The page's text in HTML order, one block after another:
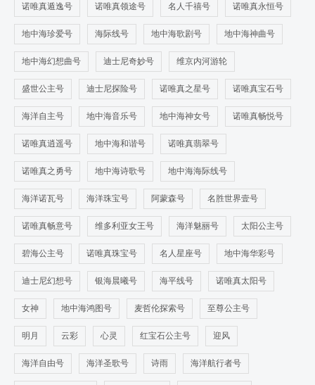
诺唯真遁逸号 诺唯真领途号 名人千禧号 诺唯真永恒号
地中海珍爱号 海际线号 地中海歌剧号 地中海神曲号
地中海幻想曲号 迪士尼奇妙号 维京内河游轮
盛世公主号 迪士尼探险号 诺唯真之星号 诺唯真宝石号
海洋自主号 地中海音乐号 地中海神女号 诺唯真畅悦号
诺唯真逍遥号 地中海和谐号 诺唯真翡翠号
诺唯真之勇号 地中海诗歌号 地中海海际线号
海洋诺瓦号 海洋珠宝号 阿蒙森号 名胜世界壹号
诺唯真畅意号 维多利亚女王号 海洋魅丽号 太阳公主号
碧海公主号 诺唯真珠宝号 名人星座号 地中海华彩号
迪士尼幻想号 银海晨曦号 海平线号 诺唯真太阳号
女神 地中海鸿图号 麦哲伦探索号 至尊公主号
明月 云彩 心灵 红宝石公主号 迎风
海洋自由号 海洋圣歌号 诗雨 海洋航行者号